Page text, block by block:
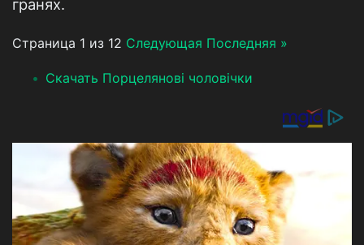
гранях.
Страница 1 из 12 Следующая Последняя »
Скачать Порцелянові чоловічки